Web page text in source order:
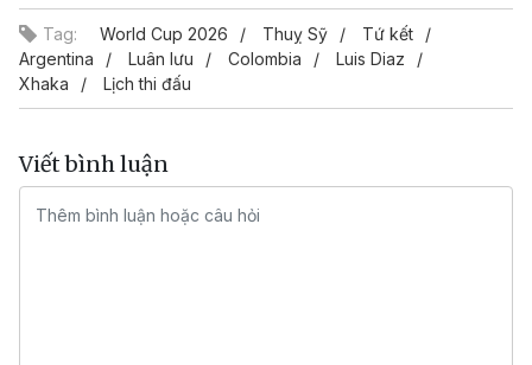
Tag: World Cup 2026 Thuỵ Sỹ
Tứ kết
Argentina
Luân lưu Colombia
Luis Diaz
Xhaka
Lịch thi đấu
Viết bình luận